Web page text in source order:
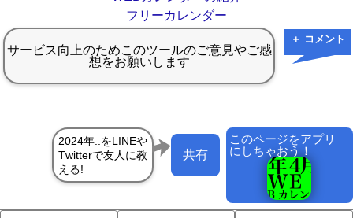
フリーカレンダー
＋ コメント
このページをアプリ
にしちゃおう！
共有